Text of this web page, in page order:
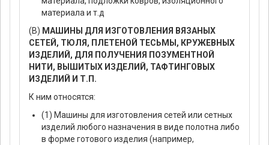
материала и т.д
(В) МАШИНЫ ДЛЯ ИЗГОТОВЛЕНИЯ ВЯЗАНЫХ
СЕТЕЙ, ТЮЛЯ, ПЛЕТЕНОЙ ТЕСЬМЫ, КРУЖЕВНЫХ
ИЗДЕЛИЙ, ДЛЯ ПОЛУЧЕНИЯ ПОЗУМЕНТНОЙ
НИТИ, ВЫШИТЫХ ИЗДЕЛИЙ, ТАФТИНГОВЫХ
ИЗДЕЛИЙ И Т.П.
К ним относятся:
(1) Машины для изготовления сетей или сетных
изделий любого назначения в виде полотна либо
в форме готового изделия (например,